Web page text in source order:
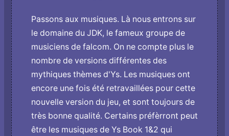
Passons aux musiques. Là nous entrons sur
le domaine du JDK, le fameux groupe de
musiciens de falcom. On ne compte plus le
nombre de versions différentes des
mythiques thèmes d'Ys. Les musiques ont
encore une fois été retravaillées pour cette
nouvelle version du jeu, et sont toujours de
très bonne qualité. Certains préfèrront peut
être les musiques de Ys Book 1&2 qui